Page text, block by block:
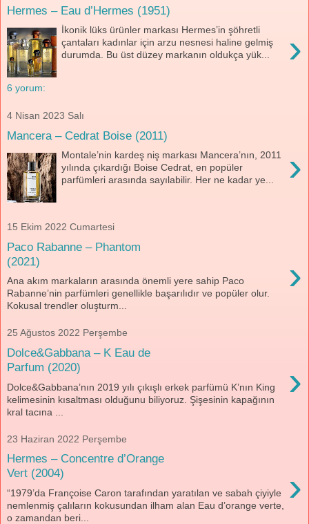
Hermes – Eau d’Hermes (1951)
›
İkonik lüks ürünler markası Hermes’in şöhretli
çantaları kadınlar için arzu nesnesi haline gelmiş
durumda. Bu üst düzey markanın oldukça yük...
6 yorum:
4 Nisan 2023 Salı
Mancera – Cedrat Boise (2011)
›
Montale’nin kardeş niş markası Mancera’nın, 2011
yılında çıkardığı Boise Cedrat, en popüler
parfümleri arasında sayılabilir. Her ne kadar ye...
15 Ekim 2022 Cumartesi
Paco Rabanne – Phantom
(2021)
›
Ana akım markaların arasında önemli yere sahip Paco
Rabanne’nin parfümleri genellikle başarılıdır ve popüler olur.
Kokusal trendler oluşturm...
25 Ağustos 2022 Perşembe
Dolce&Gabbana – K Eau de
Parfum (2020)
›
Dolce&Gabbana’nın 2019 yılı çıkışlı erkek parfümü K’nın King
kelimesinin kısaltması olduğunu biliyoruz. Şişesinin kapağının
kral tacına ...
23 Haziran 2022 Perşembe
Hermes – Concentre d’Orange
Vert (2004)
›
“1979’da Françoise Caron tarafından yaratılan ve sabah çiyiyle
nemlenmiş çalıların kokusundan ilham alan Eau d’orange verte,
o zamandan beri...